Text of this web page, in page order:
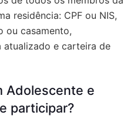
residência: CPF ou NIS,
ou casamento,
atualizado e carteira de
Adolescente e
participar?